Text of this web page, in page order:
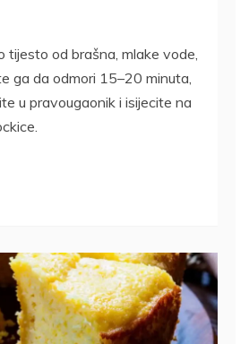
tijesto od brašna, mlake vode,
ga da odmori 15–20 minuta,
u pravougaonik i isijecite na